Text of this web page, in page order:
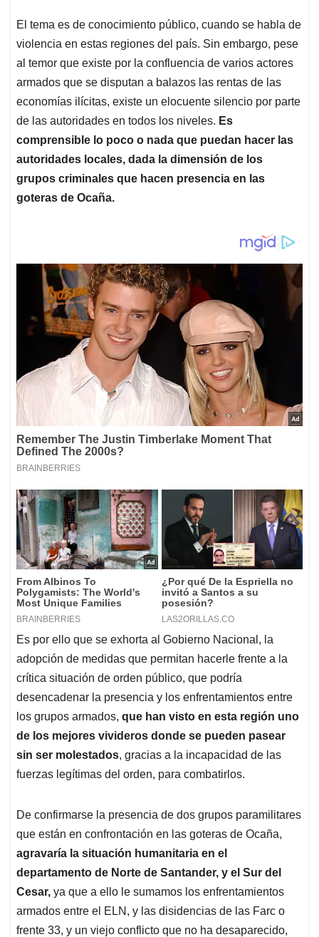
El tema es de conocimiento público, cuando se habla de
violencia en estas regiones del país. Sin embargo, pese
al temor que existe por la confluencia de varios actores
armados que se disputan a balazos las rentas de las
economías ilícitas, existe un elocuente silencio por parte
de las autoridades en todos los niveles. Es
comprensible lo poco o nada que puedan hacer las
autoridades locales, dada la dimensión de los
grupos criminales que hacen presencia en las
goteras de Ocaña.
Es por ello que se exhorta al Gobierno Nacional, la
adopción de medidas que permitan hacerle frente a la
crítica situación de orden público, que podría
desencadenar la presencia y los enfrentamientos entre
los grupos armados, que han visto en esta región uno
de los mejores vivideros donde se pueden pasear
sin ser molestados, gracias a la incapacidad de las
fuerzas legítimas del orden, para combatirlos.
De confirmarse la presencia de dos grupos paramilitares
que están en confrontación en las goteras de Ocaña,
agravaría la situación humanitaria en el
departamento de Norte de Santander, y el Sur del
Cesar, ya que a ello le sumamos los enfrentamientos
armados entre el ELN, y las disidencias de las Farc o
frente 33, y un viejo conflicto que no ha desaparecido,